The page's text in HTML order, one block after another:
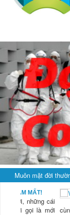
Muôn mặt đời
NAM MẤT!
“Xời, những cái
mới gọi là mới